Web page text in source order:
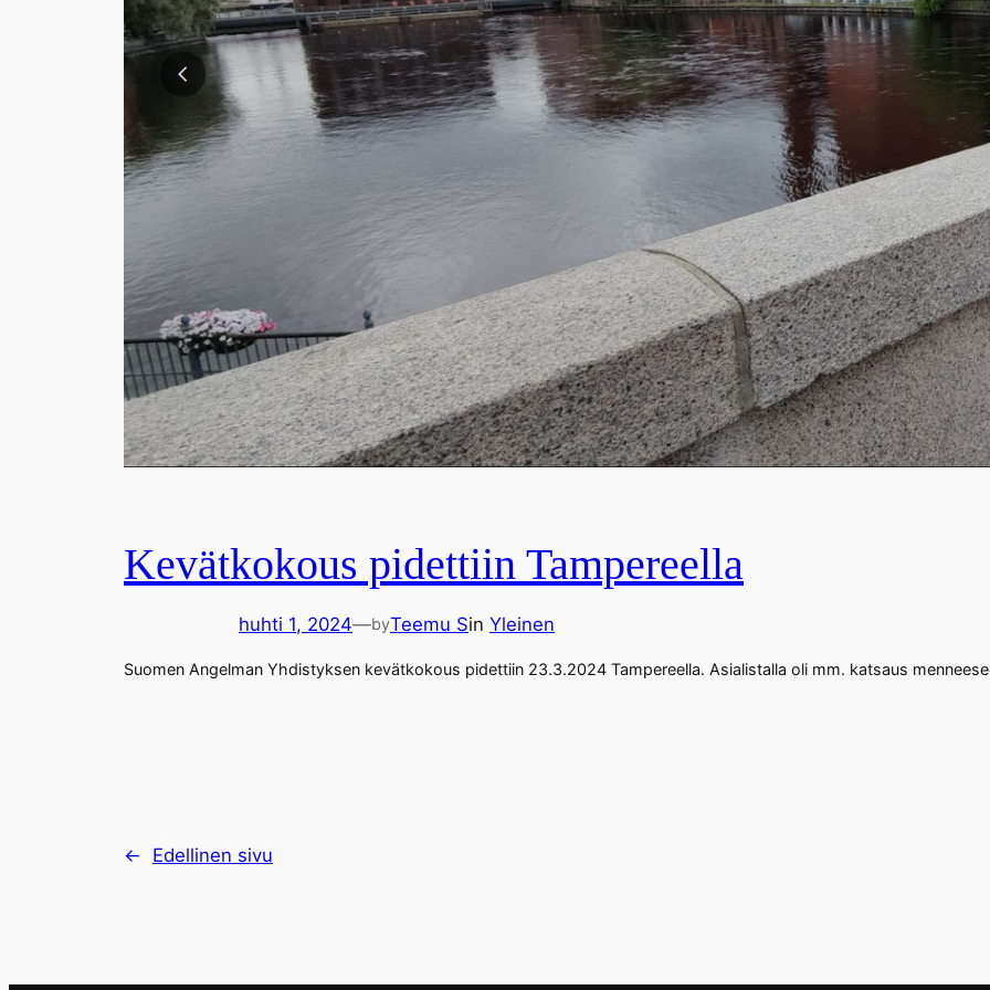
Kevätkokous pidettiin Tampereella
huhti 1, 2024—byTeemu Sin Yleinen
Suomen Angelman Yhdistyksen kevätkokous pidettiin 23.3.2024 Tampereella. Asialistalla oli mm. katsaus
← Edellinen sivu